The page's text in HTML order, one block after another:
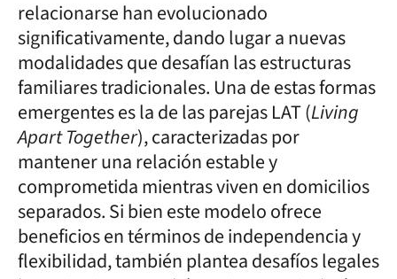
relacionarse han evolucionado
significativamente, dando lugar a nuevas
modalidades que desafían las estructuras
familiares tradicionales. Una de estas formas
emergentes es la de las parejas LAT (Living
Apart Together), caracterizadas por
mantener una relación estable y
comprometida mientras viven en domicilios
separados. Si bien este modelo ofrece
beneficios en términos de independencia y
flexibilidad, también plantea desafíos legales